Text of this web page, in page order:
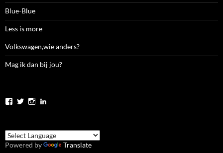
Blue-Blue
Less is more
Volkswagen,wie anders?
Mag ik dan bij jou?
Bekijk
jolanda.zwier.5
op
Facebook
Bekijk
JolandaZwier
op
Twitter
Bekijk
jolandazwier
op
Instagram
jolandazwier
op
LinkedIn
Powered by Translate